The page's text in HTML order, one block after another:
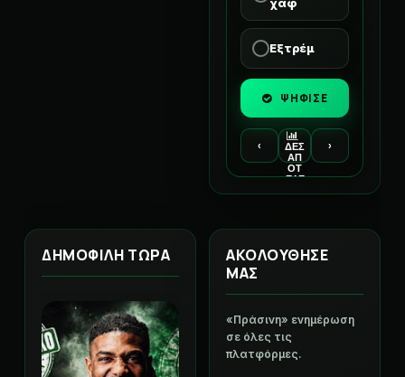
Εξτρέμ
ΨΗΦΙΣΕ
‹
ΔΕΣ
ΑΠ
ΟΤ
ΕΛΕ
›
ΔΗΜΟΦΙΛΗ ΤΩΡΑ
ΑΚΟΛΟΥΘΗΣΕ
ΜΑΣ
«Πράσινη» ενημέρωση
σε όλες τις
πλατφόρμες.